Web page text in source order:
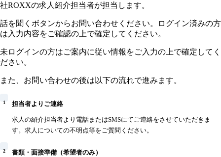
社ROXXの求人紹介担当者が担当します。
話を聞くボタンからお問い合わせください。ログイン済みの方
は入力内容をご確認の上で確定してください。
未ログインの方はご案内に従い情報をご入力の上で確定してく
ださい。
また、お問い合わせの後は以下の流れで進みます。
1 担当者よりご連絡
求人の紹介担当者より電話またはSMSにてご連絡をさせていただきま
す。求人についての不明点等をご質問ください。
2 書類・面接準備（希望者のみ）